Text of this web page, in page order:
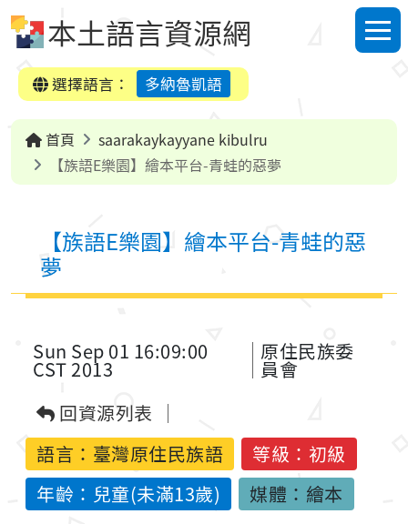
本土語言資源網
選單
選擇語言：
多納魯凱語
首頁
saarakaykayyane kibulru
【族語E樂園】繪本平台-青蛙的惡夢
【族語E樂園】繪本平台-青蛙的惡
夢
Sun Sep 01 16:09:00
CST 2013
原住民族委
員會
回資源列表
語言： 臺灣原住民族語
等級：初級
年齡：兒童(未滿13歲)
媒體：繪本